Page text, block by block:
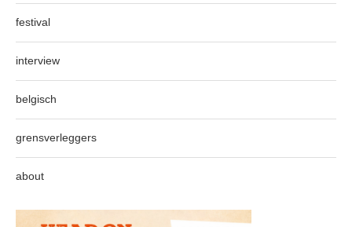
festival
interview
belgisch
grensverleggers
about